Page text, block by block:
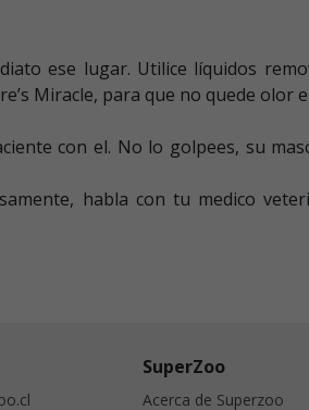
ese lugar. Utilice líquidos
Miracle, para que no quede olor
con el. No lo golpees, su
habla con tu medico
SuperZoo
Acerca de Superzoo